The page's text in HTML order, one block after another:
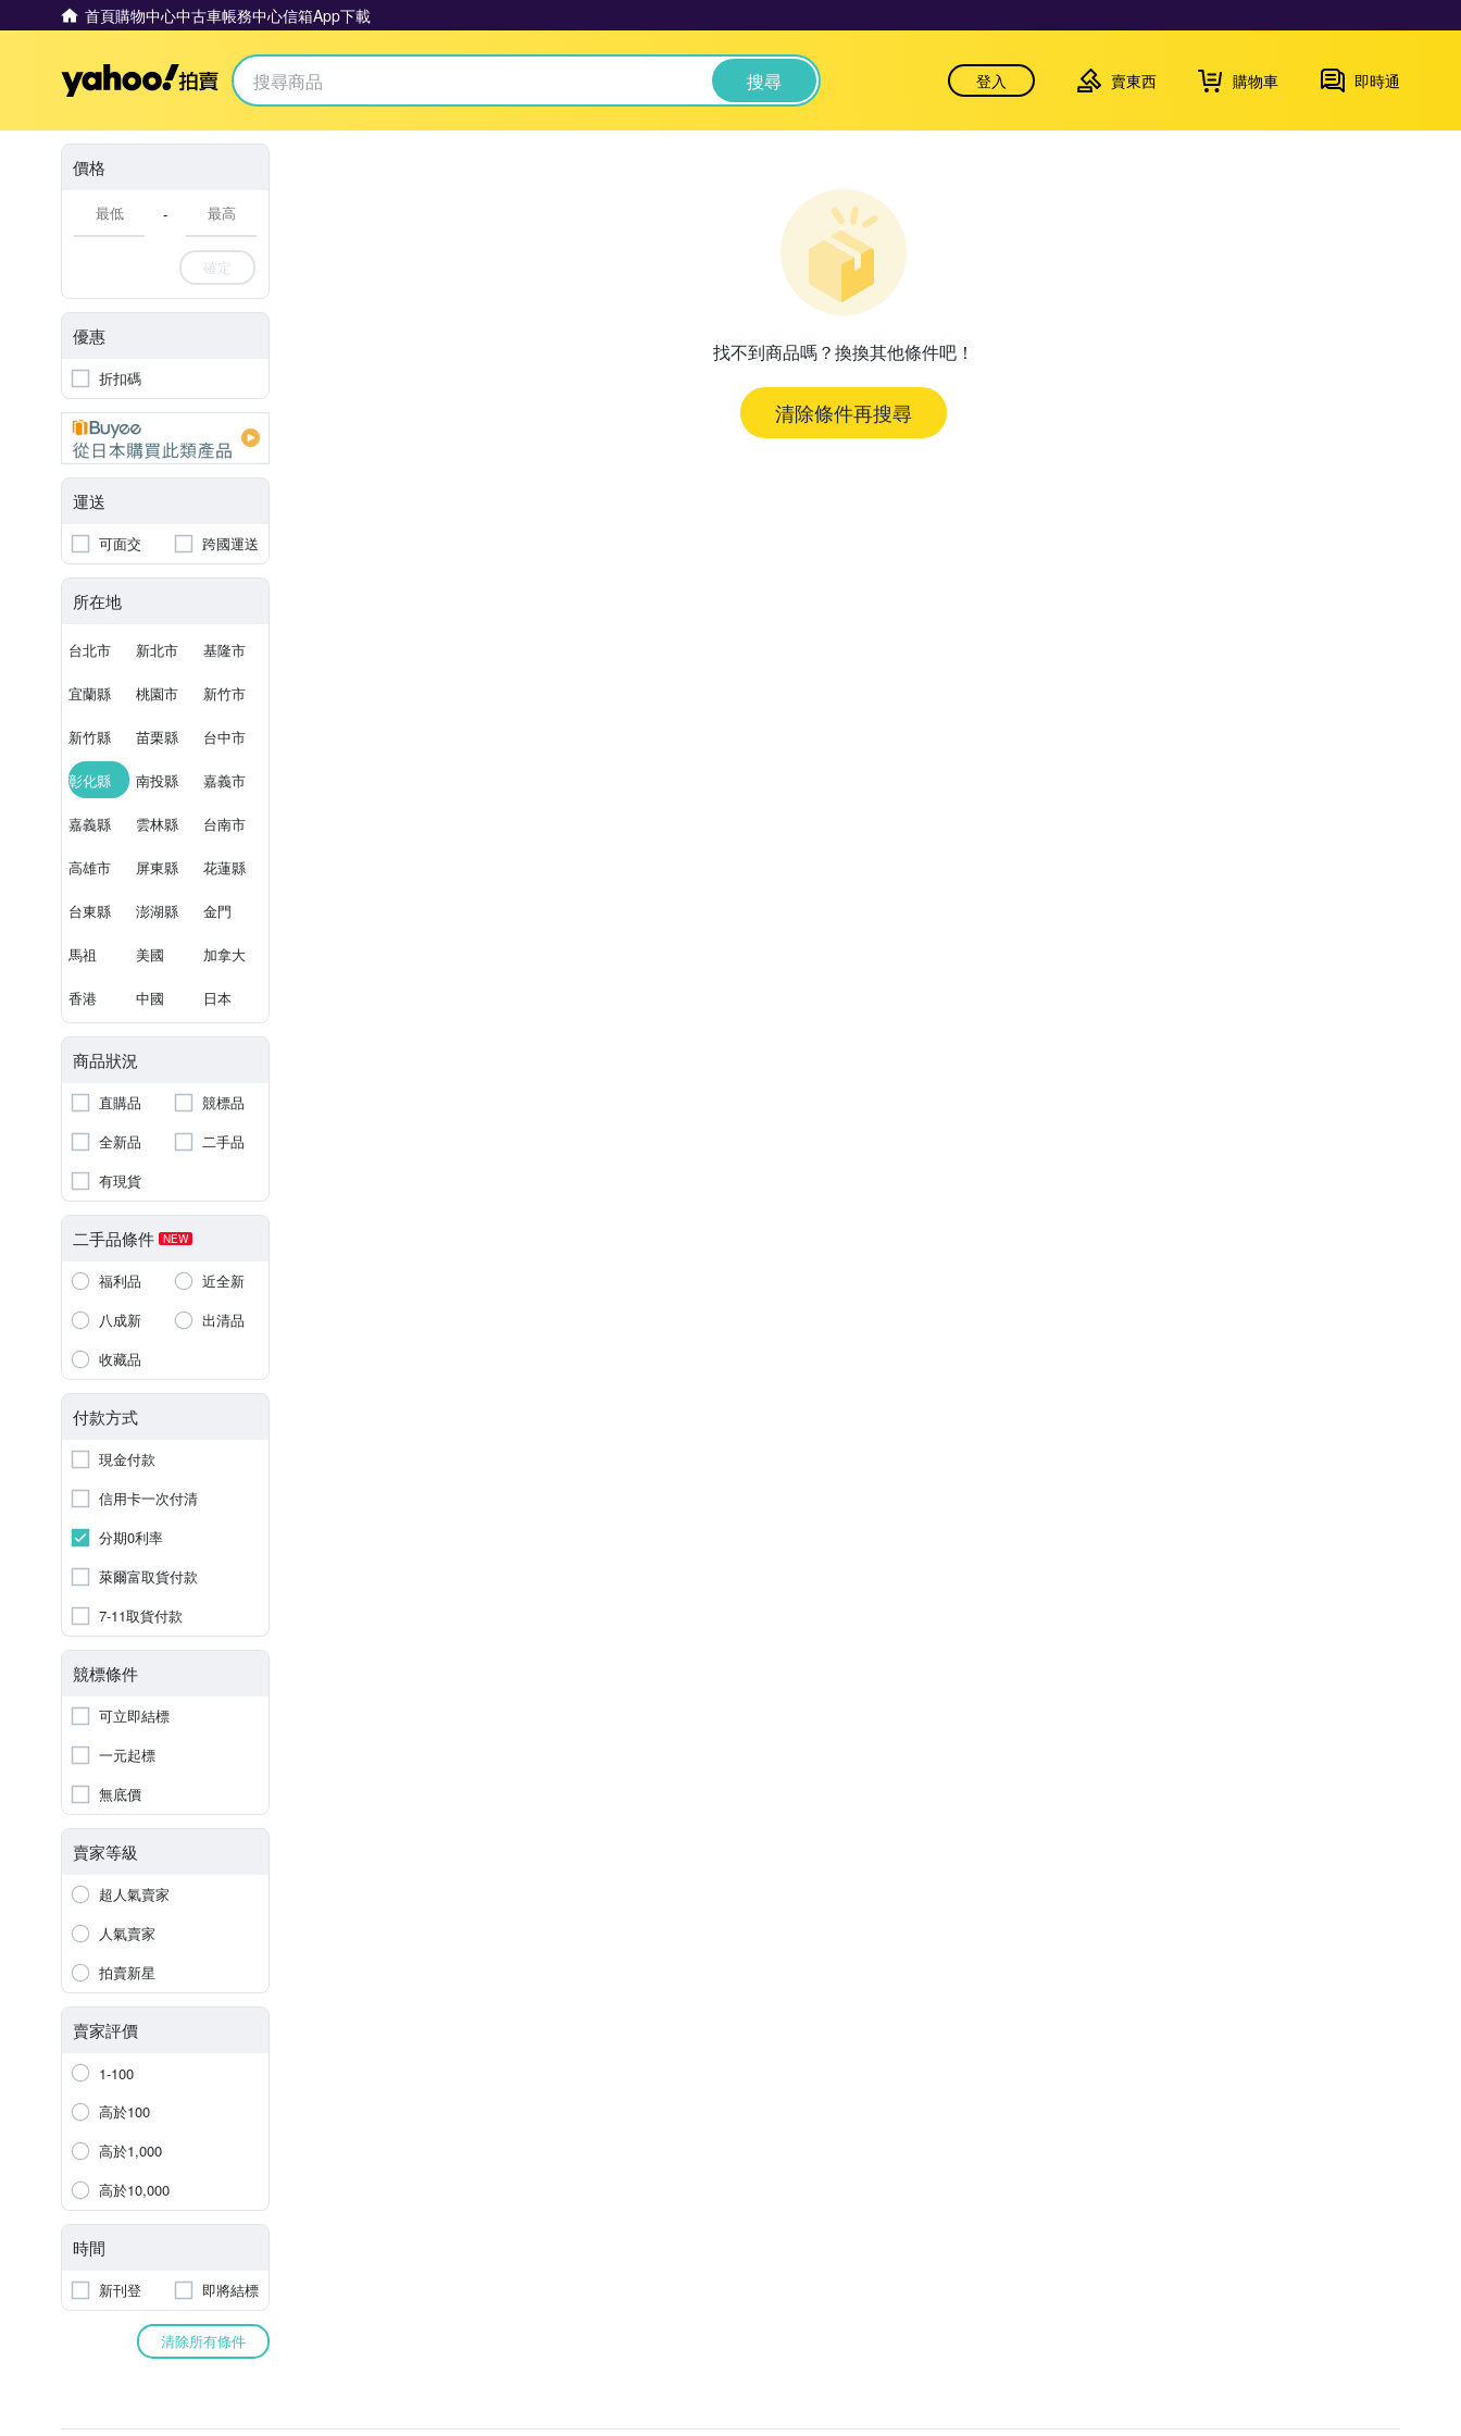
首頁購物中心中古車帳務中心信箱App下載
Yahoo拍賣 搜尋 登入 賣東西 購物車 即時通
價格
-
確定
優惠
折扣碼
運送
可面交 跨國運送
所在地
台北市 新北市 基隆市
宜蘭縣 桃園市 新竹市
新竹縣 苗栗縣 台中市
彰化縣 南投縣 嘉義市
嘉義縣 雲林縣 台南市
高雄市 屏東縣 花蓮縣
台東縣 澎湖縣 金門
馬祖 美國 加拿大
香港 中國 日本
商品狀況
直購品
競標品
全新品
二手品
有現貨
二手品條件 NEW
福利品
近全新
八成新
出清品
收藏品
付款方式
現金付款
信用卡一次付清
分期0利率
萊爾富取貨付款
7-11取貨付款
競標條件
可立即結標
一元起標
無底價
賣家等級
超人氣賣家
人氣賣家
拍賣新星
賣家評價
1-100
高於100
高於1,000
高於10,000
時間
新刊登 即將結標
清除所有條件
找不到商品嗎？換換其他條件吧！
清除條件再搜尋